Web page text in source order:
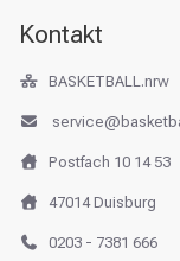
Kontakt
BASKETBALL.nrw
Postfach 10 14 53
47014 Duisburg
0203 - 7381 666